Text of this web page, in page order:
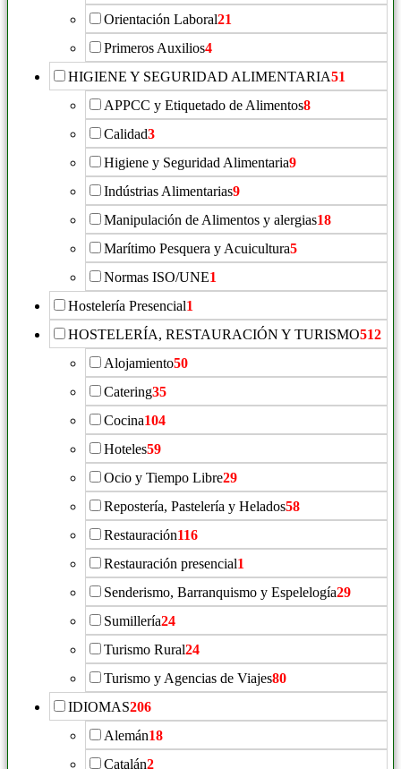
Orientación Laboral21
Primeros Auxilios4
HIGIENE Y SEGURIDAD ALIMENTARIA51
APPCC y Etiquetado de Alimentos8
Calidad3
Higiene y Seguridad Alimentaria9
Indústrias Alimentarias9
Manipulación de Alimentos y alergias18
Marítimo Pesquera y Acuicultura5
Normas ISO/UNE1
Hostelería Presencial1
HOSTELERÍA, RESTAURACIÓN Y TURISMO512
Alojamiento50
Catering35
Cocina104
Hoteles59
Ocio y Tiempo Libre29
Repostería, Pastelería y Helados58
Restauración116
Restauración presencial1
Senderismo, Barranquismo y Espelelogía29
Sumillería24
Turismo Rural24
Turismo y Agencias de Viajes80
IDIOMAS206
Alemán18
Catalán2